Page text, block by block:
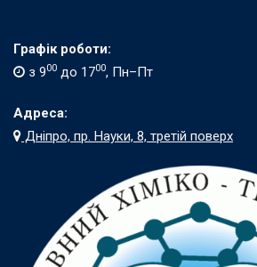
Графік роботи:
з 900 до 1700, Пн–Пт
Адреса:
Дніпро, пр. Науки, 8, третій поверх